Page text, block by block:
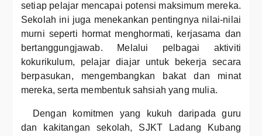
setiap pelajar mencapai potensi maksimum mereka.
Sekolah ini juga menekankan pentingnya nilai-nilai
murni seperti hormat menghormati, kerjasama dan
bertanggungjawab. Melalui pelbagai aktiviti
kokurikulum, pelajar diajar untuk bekerja secara
berpasukan, mengembangkan bakat dan minat
mereka, serta membentuk sahsiah yang mulia.
Dengan komitmen yang kukuh daripada guru
dan kakitangan sekolah, SJKT Ladang Kubang